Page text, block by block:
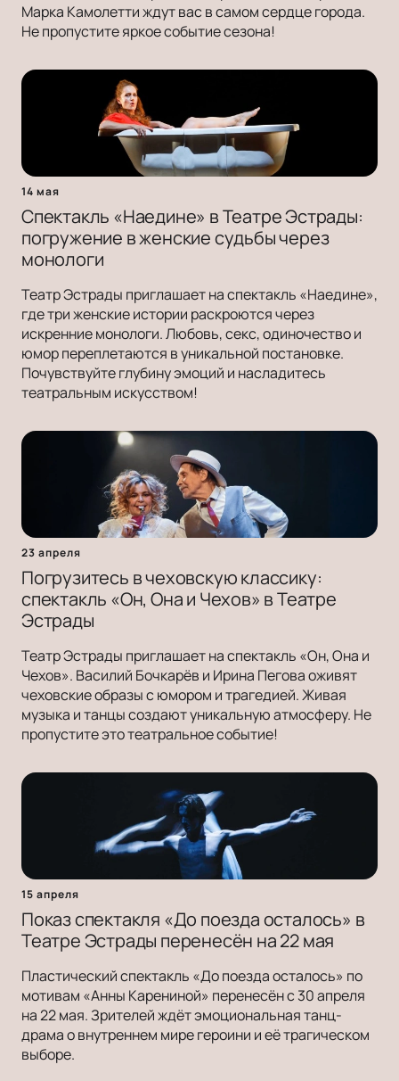
Марка Камолетти ждут вас в самом сердце города.
Не пропустите яркое событие сезона!
14 мая
Спектакль «Наедине» в Театре Эстрады:
погружение в женские судьбы через
монологи
Театр Эстрады приглашает на спектакль «Наедине»,
где три женские истории раскроются через
искренние монологи. Любовь, секс, одиночество и
юмор переплетаются в уникальной постановке.
Почувствуйте глубину эмоций и насладитесь
театральным искусством!
23 апреля
Погрузитесь в чеховскую классику:
спектакль «Он, Она и Чехов» в Театре
Эстрады
Театр Эстрады приглашает на спектакль «Он, Она и
Чехов». Василий Бочкарёв и Ирина Пегова оживят
чеховские образы с юмором и трагедией. Живая
музыка и танцы создают уникальную атмосферу. Не
пропустите это театральное событие!
15 апреля
Показ спектакля «До поезда осталось» в
Театре Эстрады перенесён на 22 мая
Пластический спектакль «До поезда осталось» по
мотивам «Анны Карениной» перенесён с 30 апреля
на 22 мая. Зрителей ждёт эмоциональная танц-
драма о внутреннем мире героини и её трагическом
выборе.